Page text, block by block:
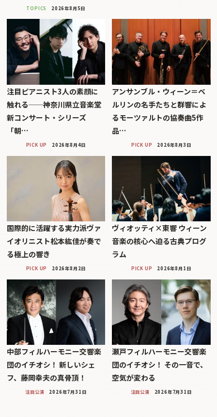
TOPICS 2026年8月5日
注目ピアニスト3人の素顔に
触れる──神奈川県立音楽堂
新コンサート・シリーズ
「朝…
PICK UP 2026年8月4日
アンサンブル・ウィーン＝ベ
ルリンの名手たちと群響によ
るモーツァルトの協奏曲5作
品…
PICK UP 2026年8月3日
国際的に活躍する実力派ヴァ
イオリニスト松本紘佳が奏で
る極上の響き
PICK UP 2026年8月2日
ヴィオッティ×東響 ウィーン
音楽の核心へ迫る古典プログ
ラム
PICK UP 2026年8月1日
中部フィルハーモニー交響楽
団のイチオシ！ 新しいシェ
フ、藤岡幸夫の真骨頂！
注目公演 2026年7月31日
瀬戸フィルハーモニー交響楽
団のイチオシ！ その一音で、
空気が変わる
注目公演 2026年7月31日